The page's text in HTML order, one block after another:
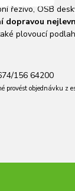
řezivo, OSB
dopravou
plovoucí
156 64200
provést objednávku z